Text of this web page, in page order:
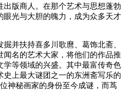
出版商人。在那个艺术与思想蓬勃
眼光与大胆的魄力，成为众多天才
并扶持喜多川歌麿、葛饰北斋、
闻名的艺术大家，将他们的作品推
学等领域的兴盛。其中最富传奇色
史上最大谜团之一的东洲斋写乐的
神秘画家的身份至今成谜，而茑